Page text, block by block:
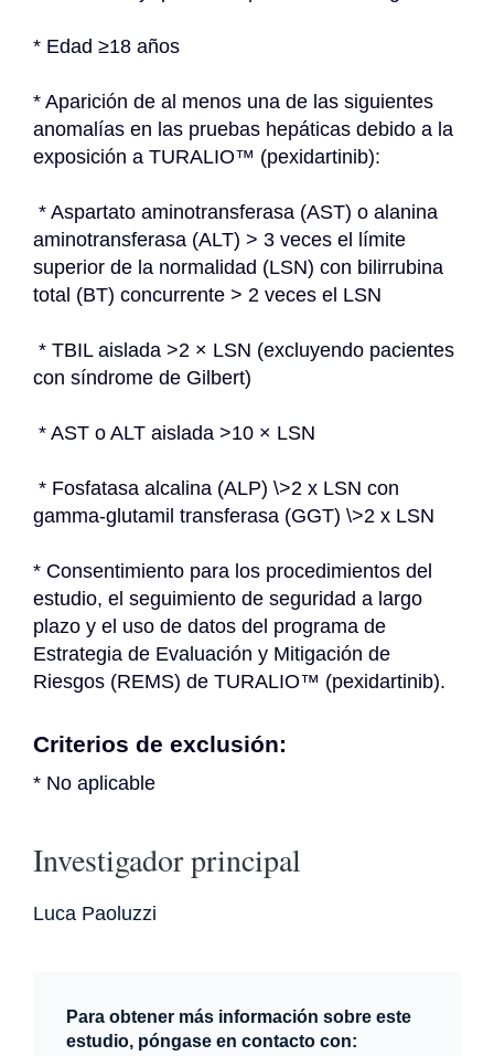
* Edad ≥18 años
* Aparición de al menos una de las siguientes
anomalías en las pruebas hepáticas debido a la
exposición a TURALIO™ (pexidartinib):
aminotransferasa (ALT) > 3 veces el límite
superior de la normalidad (LSN) con bilirrubina
total (BT) concurrente > 2 veces el LSN
con síndrome de Gilbert)
* AST o ALT aislada >10 × LSN
gamma-glutamil transferasa (GGT) \>2 x LSN
* Consentimiento para los procedimientos del
estudio, el seguimiento de seguridad a largo
plazo y el uso de datos del programa de
Estrategia de Evaluación y Mitigación de
Riesgos (REMS) de TURALIO™ (pexidartinib).
Criterios de exclusión:
* No aplicable
Investigador principal
Luca Paoluzzi
Para obtener más información sobre este
estudio, póngase en contacto con: